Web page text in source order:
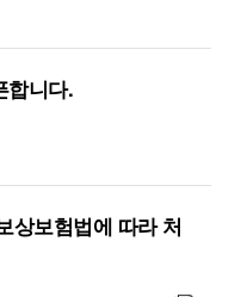
합니다.
상보험법에 따라 처